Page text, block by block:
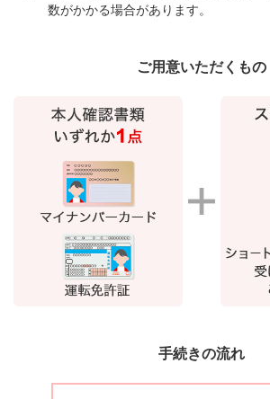
数がかかる場合があります。
ご用意いただくもの
手続きの流れ